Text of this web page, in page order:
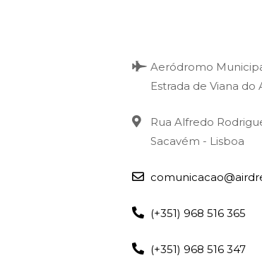
Aeródromo
Estrada de Viana do
Rua Alfredo
Sacavém - Lisboa
(+351) 968 516 365
(+351) 968 516 347